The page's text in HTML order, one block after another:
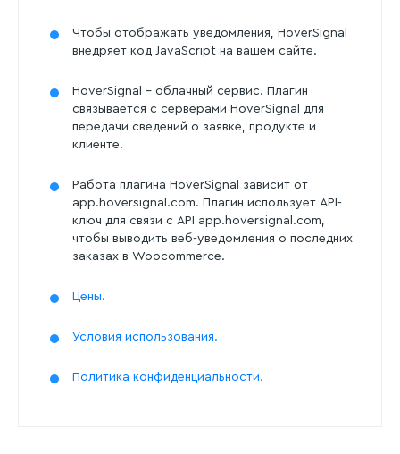
Чтобы отображать уведомления, HoverSignal
внедряет код JavaScript на вашем сайте.
HoverSignal – облачный сервис. Плагин
связывается с серверами HoverSignal для
передачи сведений о заявке, продукте и
клиенте.
Работа плагина HoverSignal зависит от
app.hoversignal.com. Плагин использует API-
ключ для связи с API app.hoversignal.com,
чтобы выводить веб-уведомления о последних
заказах в Woocommerce.
Цены.
Условия использования.
Политика конфиденциальности.